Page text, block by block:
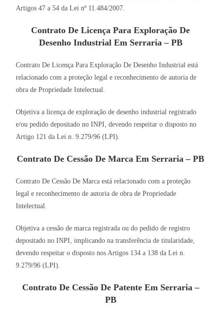
Artigos 47 a 54 da Lei nº 11.484/2007.
Contrato De Licença Para Exploração De
Desenho Industrial Em Serraria – PB
Contrato De Licença Para Exploração De Desenho Industrial está
relacionado com a proteção legal e reconhecimento de autoria de
obra de Propriedade Intelectual.
Objetiva a licença de exploração de desenho industrial registrado
e/ou pedido depositado no INPI, devendo respeitar o disposto no
Artigo 121 da Lei n. 9.279/96 (LPI).
Contrato De Cessão De Marca Em Serraria – PB
Contrato De Cessão De Marca está relacionado com a proteção
legal e reconhecimento de autoria de obra de Propriedade
Intelectual.
Objetiva a cessão de marca registrada ou do pedido de registro
depositado no INPI, implicando na transferência de titularidade,
devendo respeitar o disposto nos Artigos 134 a 138 da Lei n.
9.279/96 (LPI).
Contrato De Cessão De Patente Em Serraria –
PB